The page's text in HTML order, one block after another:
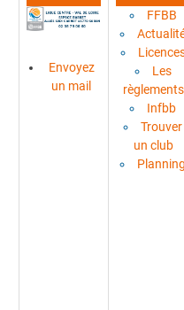
Envoyez
un mail
FFBB
Les
règlements
Infbb
Trouver
un club
Planning